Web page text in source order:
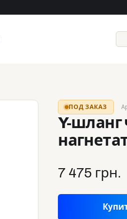
Y-шланг
ПОД ЗАКАЗ
7 475 грн.